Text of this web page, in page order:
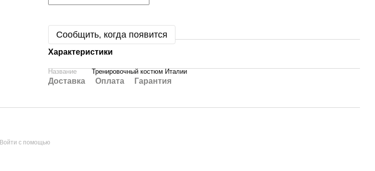
Сообщить, когда появится
Характеристики
Название Тренировочный костюм Италии
Доставка Оплата Гарантия
Войти с помощью